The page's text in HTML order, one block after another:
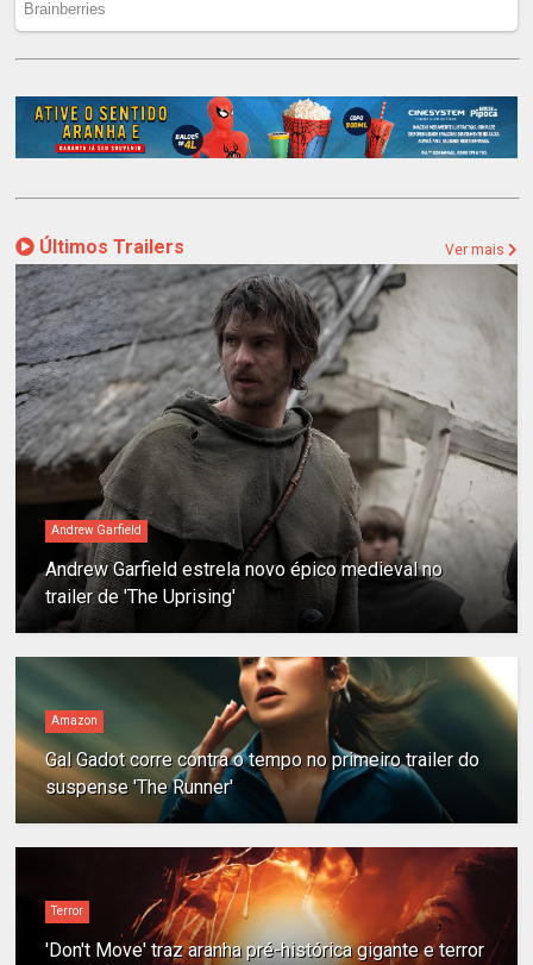
Últimos Trailers Ver mais
Andrew Garfield
Andrew Garfield estrela novo épico medieval no
trailer de 'The Uprising'
Amazon
Gal Gadot corre contra o tempo no primeiro trailer do
suspense 'The Runner'
Terror
'Don't Move' traz aranha pré-histórica gigante e terror